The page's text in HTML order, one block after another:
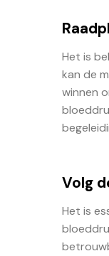
Het is
kan de
winnen
Volg
Het is